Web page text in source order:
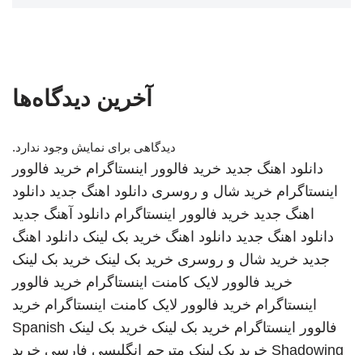
آخرین دیدگاه‌ها
دیدگاهی برای نمایش وجود ندارد.
دانلود اهنگ جدید خرید فالوور اینستاگرام خرید فالوور
اینستاگرام خرید شال و روسری دانلود اهنگ جدید دانلود
اهنگ جدید خرید فالوور اینستاگرام دانلود آهنگ جدید
دانلود اهنگ جدید دانلود اهنگ خرید بک لینک دانلود اهنگ
جدید خرید شال و روسری خرید بک لینک خرید بک لینک
خرید فالوور لایک کامنت اینستاگرام خرید فالوور
اینستاگرام خرید فالوور لایک کامنت اینستاگرام خرید
فالوور اینستاگرام خرید بک لینک خرید بک لینک Spanish
Shadowing خرید بک لینک مترجم انگلیسی فارسی خرید